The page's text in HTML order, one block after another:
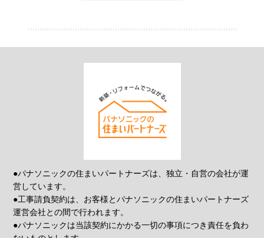
●パナソニックの住まいパートナーズは、独立・自営の会社が運
営しています。
●工事請負契約は、お客様とパナソニックの住まいパートナーズ
運営会社との間で行われます。
●パナソニックは当該契約にかかる一切の事項につき責任を負わ